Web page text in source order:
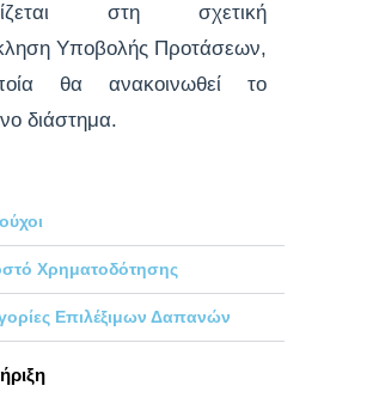
στη σχετική
Υποβολής Προτάσεων,
θα ανακοινωθεί το
διάστημα.
Χρηματοδότησης
Επιλέξιμων Δαπανών